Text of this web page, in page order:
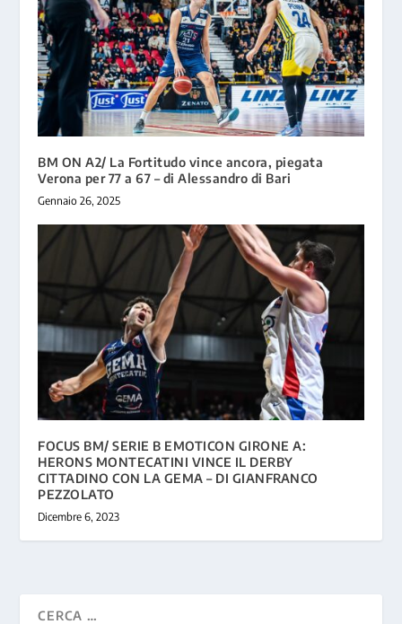
BM ON A2/ La Fortitudo vince ancora, piegata
Verona per 77 a 67 – di Alessandro di Bari
Gennaio 26, 2025
FOCUS BM/ SERIE B EMOTICON GIRONE A:
HERONS MONTECATINI VINCE IL DERBY
CITTADINO CON LA GEMA – DI GIANFRANCO
PEZZOLATO
Dicembre 6, 2023